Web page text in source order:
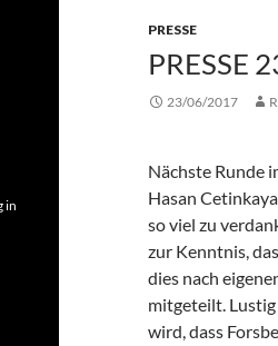
PRESSE
PRESSE
23/06/2017
Nächste Runde
Hasan
so viel zu
zur Kenntnis,
dies nach
mitgeteilt.
wird, dass
in